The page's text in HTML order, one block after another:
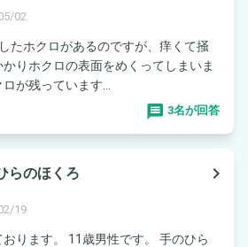
02
たホクロがあるのですが、痒くて掻
りホクロの表面をめくってしまいま
が残っています...
3名が回答
らのほくろ
navigate_next
19
性です。 手のひら